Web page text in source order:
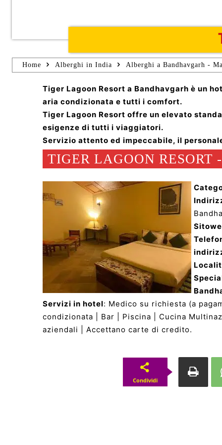
Home Alberghi in India Alberghi a Bandhavgarh -
Tiger Lagoon Resort a Bandhavgarh è un
aria condizionata e tutti i comfort.
Tiger Lagoon Resort offre un elevato
esigenze di tutti i viaggiatori.
Servizio attento ed impeccabile, il
TIGER LAGOON
Servizi in hotel: Medico su richiesta (a
condizionata | Bar | Piscina | Cucina
aziendali | Accettano carte di credito.
Condividi